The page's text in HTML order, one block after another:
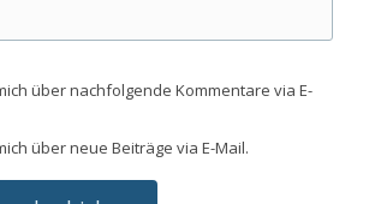
über nachfolgende Kommentare via E-
über neue Beiträge via E-Mail.